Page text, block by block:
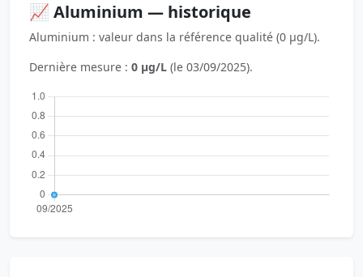
📈 Aluminium — historique
Aluminium : valeur dans la référence qualité (0 µg/L).
Dernière mesure : 0 µg/L (le 03/09/2025).